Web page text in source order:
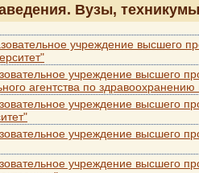
Вузы,
учреждение высшего
учреждение высшего
агентства по
учреждение высшего
учреждение высшего
учреждение высшего